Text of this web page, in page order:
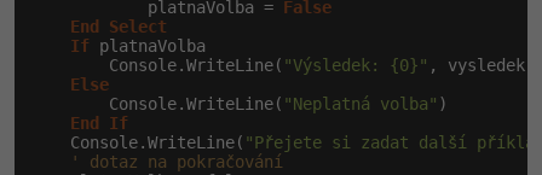
            platnaVolba =
False
End
Select
If platnaVolba
        Console.WriteLine(
"Výsledek: {0}" , vysledek)
Else
        Console.WriteLine(
"Neplatná volba" )
End
If
    Console.WriteLine(
"Přejete si zadat další
' dotaz na pokračování